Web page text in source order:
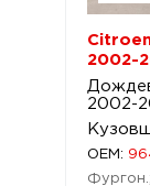
2002-
2002-
OEM: